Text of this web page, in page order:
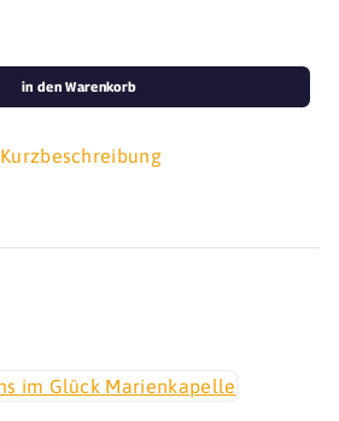
Kurzbeschreibung
in den Warenkorb